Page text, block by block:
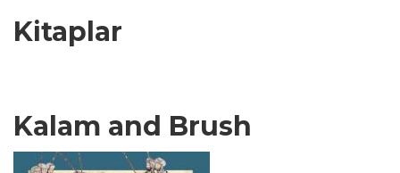
Kitaplar
Kalam and Brush